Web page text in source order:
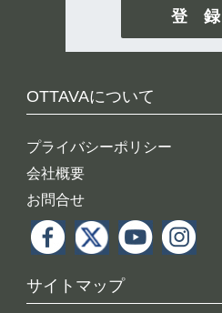
OTTAVAについて
プライバシーポリシー
会社概要
お問合せ
サイトマップ
登 録